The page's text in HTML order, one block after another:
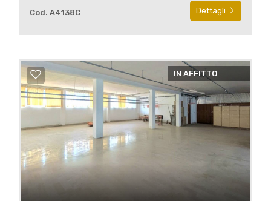
Cod. A4138C Dettagli
IN AFFITTO